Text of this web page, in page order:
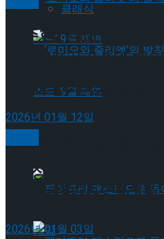
‘로미오와 줄리엣’의
타크로스드’ 9월 재연
클래식
‘로미오와 줄리엣’의
타크로스드’ 9월 재연
옥주현, 김소향, 이지
나 카레니나’ 2월 개
황금 라인업 완성
2026년 01월 12일
[현장스케치] 이시형
이팅 종합선수권대
2026년 01월 03일